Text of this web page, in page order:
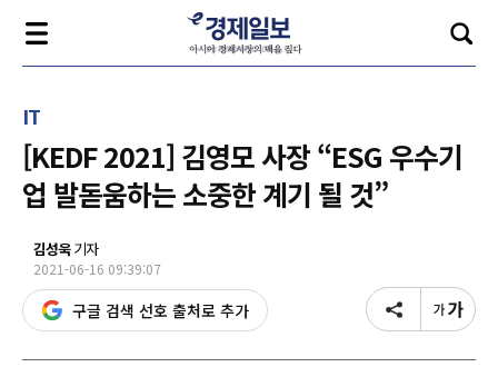
IT
[KEDF 2021] 김영모 사장 “ESG 우수기
업 발돋움하는 소중한 계기 될 것”
김성욱기자
2021-06-16 09:39:07
구글 검색 선호 출처로 추가